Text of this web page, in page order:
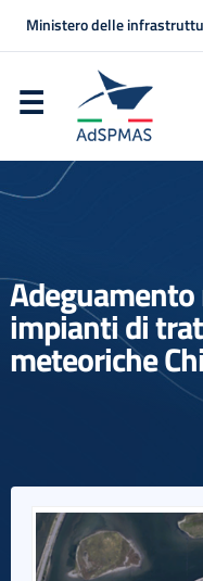
Ministero delle
impianti di
meteoriche